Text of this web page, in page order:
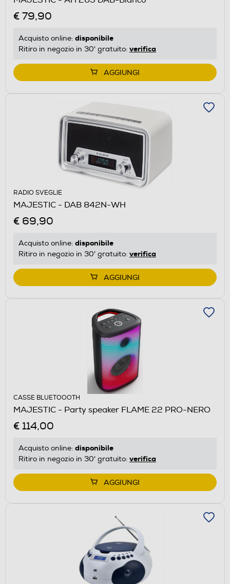
€ 79,90
Acquisto online: disponibile
Ritiro in negozio in 30' gratuito: verifica
AGGIUNGI
RADIO SVEGLIE
MAJESTIC - DAB 842N-WH
€ 69,90
Acquisto online: disponibile
Ritiro in negozio in 30' gratuito: verifica
AGGIUNGI
CASSE BLUETOOOTH
MAJESTIC - Party speaker FLAME 22 PRO-NERO
€ 114,00
Acquisto online: disponibile
Ritiro in negozio in 30' gratuito: verifica
AGGIUNGI